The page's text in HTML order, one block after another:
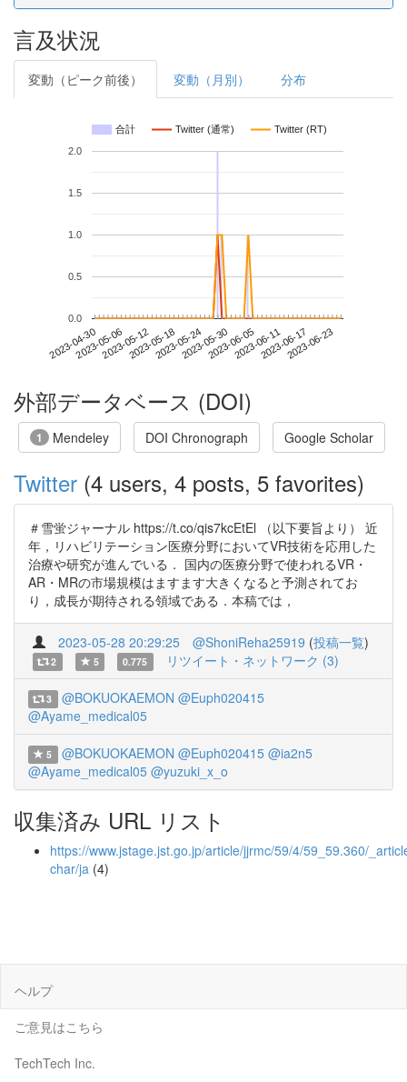
言及状況
変動（ピーク前後） 変動（月別） 分布
合計 Twitter (通常) Twitter (RT)
2023-04-302023-05-062023-05-122023-05-182023-05-242023-05-302023-06-052023-06-112023-06-172023-06-23
0.0
0.5
1.0
1.5
2.0
外部データベース (DOI)
1 Mendeley DOI Chronograph Google Scholar
Twitter (4 users, 4 posts, 5 favorites)
＃雪蛍ジャーナル https://t.co/qis7kcEtEl （以下要旨より） 近
年，リハビリテーション医療分野においてVR技術を応用した
治療や研究が進んでいる． 国内の医療分野で使われるVR・
AR・MRの市場規模はますます大きくなると予測されてお
り，成長が期待される領域である．本稿では，
2023-05-28 20:29:25 @ShoniReha25919 (投稿一覧)
2 5 0.775 リツイート・ネットワーク (3)
3 @BOKUOKAEMON @Euph020415
@Ayame_medical05
5 @BOKUOKAEMON @Euph020415 @ia2n5
@Ayame_medical05 @yuzuki_x_o
収集済み URL リスト
https://www.jstage.jst.go.jp/article/jjrmc/59/4/59_59.360/
char/ja (4)
ヘルプ
ご意見はこちら
TechTech Inc.